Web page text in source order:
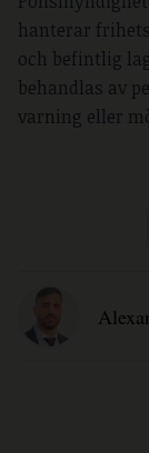
hanterar
och befintlig
behandlas av
varning eller